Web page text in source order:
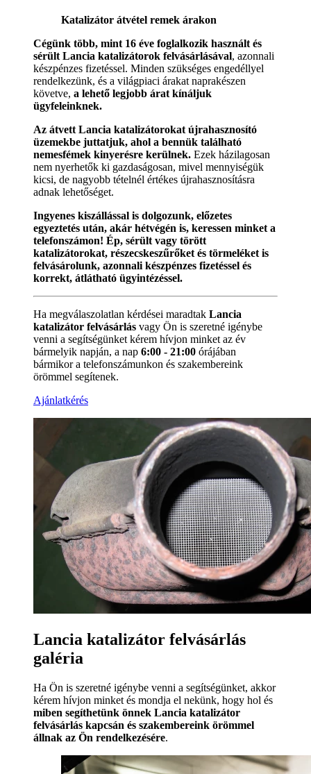
Katalizátor átvétel remek árakon
Cégünk több, mint 16 éve foglalkozik használt és
sérült Lancia katalizátorok felvásárlásával, azonnali
készpénzes fizetéssel. Minden szükséges engedéllyel
rendelkezünk, és a világpiaci árakat naprakészen
követve, a lehető legjobb árat kínáljuk
ügyfeleinknek.
Az átvett Lancia katalizátorokat újrahasznosító
üzemekbe juttatjuk, ahol a bennük található
nemesfémek kinyerésre kerülnek. Ezek házilagosan
nem nyerhetők ki gazdaságosan, mivel mennyiségük
kicsi, de nagyobb tételnél értékes újrahasznosításra
adnak lehetőséget.
Ingyenes kiszállással is dolgozunk, előzetes
egyeztetés után, akár hétvégén is, keressen minket a
telefonszámon! Ép, sérült vagy törött
katalizátorokat, részecskeszűrőket és törmeléket is
felvásárolunk, azonnali készpénzes fizetéssel és
korrekt, átlátható ügyintézéssel.
Ha megválaszolatlan kérdései maradtak Lancia
katalizátor felvásárlás vagy Ön is szeretné igénybe
venni a segítségünket kérem hívjon minket az év
bármelyik napján, a nap 6:00 - 21:00 órájában
bármikor a telefonszámunkon és szakembereink
örömmel segítenek.
Ajánlatkérés
Lancia katalizátor felvásárlás
galéria
Ha Ön is szeretné igénybe venni a segítségünket, akkor
kérem hívjon minket és mondja el nekünk, hogy hol és
miben segíthetünk önnek Lancia katalizátor
felvásárlás kapcsán és szakembereink örömmel
állnak az Ön rendelkezésére.